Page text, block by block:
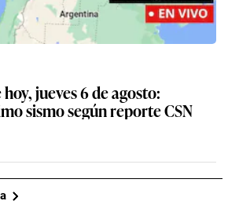
jueves 6 de agosto:
sismo según reporte CSN